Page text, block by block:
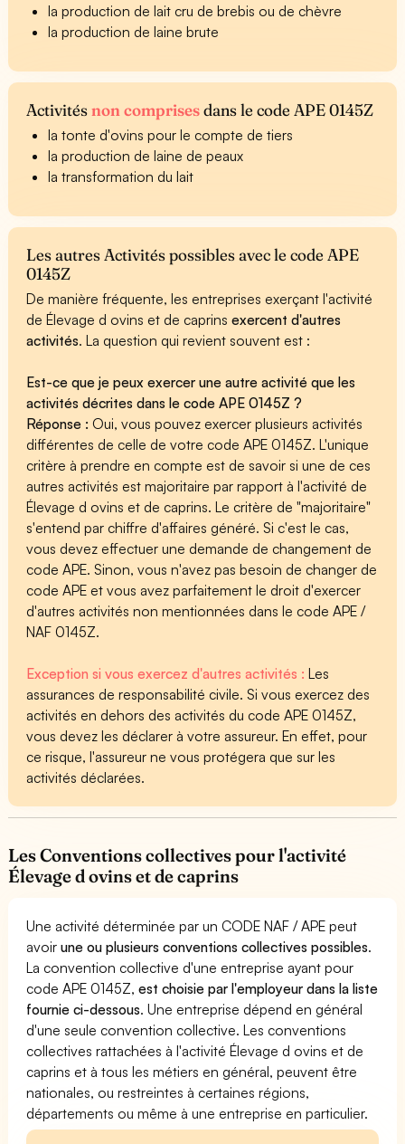
la production de lait cru de brebis ou de chèvre
la production de laine brute
Activitésnon comprisesdans le code APE 0145Z
la tonte d'ovins pour le compte de tiers
la production de laine de peaux
la transformation du lait
Les autres Activités possibles avec le code APE
0145Z
De manière fréquente, les entreprises exerçant l'activité
de Élevage d ovins et de caprinsexercent d'autres
activités. La question qui revient souvent est :
Est-ce que je peux exercer une autre activité que les
activités décrites dans le code APE 0145Z ?
Réponse :Oui, vous pouvez exercer plusieurs activités
différentes de celle de votre code APE 0145Z. L'unique
critère à prendre en compte est de savoir si une de ces
autres activités est majoritaire par rapport à l'activité de
Élevage d ovins et de caprins. Le critère de "majoritaire"
s'entend par chiffre d'affaires généré. Si c'est le cas,
vous devez effectuer une demande de changement de
code APE. Sinon, vous n'avez pas besoin de changer de
code APE et vous avez parfaitement le droit d'exercer
d'autres activités non mentionnées dans le code APE /
NAF 0145Z.
Exception si vous exercez d'autres activités :Les
assurances de responsabilité civile. Si vous exercez des
activités en dehors des activités du code APE 0145Z,
vous devez les déclarer à votre assureur. En effet, pour
ce risque, l'assureur ne vous protégera que sur les
activités déclarées.
Les Conventions collectives pour l'activité
Élevage d ovins et de caprins
Une activité déterminée par un CODE NAF / APE peut
avoirune ou plusieurs conventions collectives possibles.
La convention collective d'une entreprise ayant pour
code APE 0145Z,est choisie par l'employeur dans la liste
fournie ci-dessous. Une entreprise dépend en général
d'une seule convention collective. Les conventions
collectives rattachées à l'activité Élevage d ovins et de
caprins et à tous les métiers en général, peuvent être
nationales, ou restreintes à certaines régions,
départements ou même à une entreprise en particulier.